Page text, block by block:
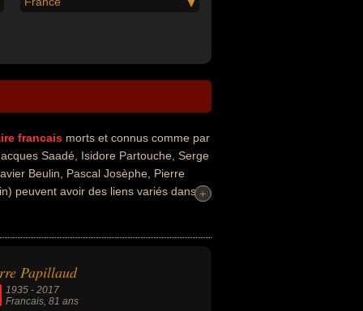
francais morts et connus comme par
Saadé, Isidore Partouche, Serge
Beulin, Pascal Josèphe, Pierre
peuvent avoir des liens variés dans
ou de la mode. Ces célébrités
homme riche, milliardaire, patron,
fonctionnaire, haut fonctionnaire,
ou mécène. En ce qui
+
+
Papillaud
1935 -2017
Francais, 81 ans